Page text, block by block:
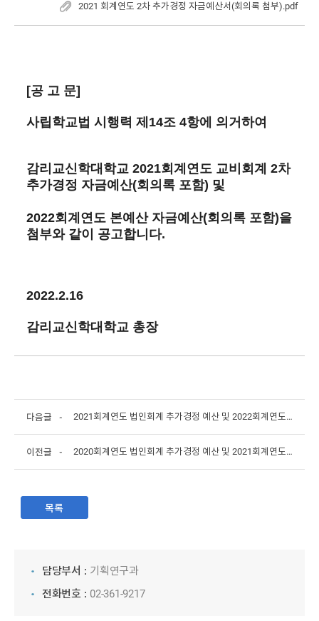
2021 회계연도 2차 추가경정 자금예산서(회의록 첨부).pdf
[공 고 문]
사립학교법 시행력 제14조 4항에 의거하여
감리교신학대학교 2021회계연도 교비회계 2차
추가경정 자금예산(회의록 포함) 및
2022회계연도 본예산 자금예산(회의록 포함)을
첨부와 같이 공고합니다.
2022.2.16
감리교신학대학교 총장
다음글 2021회계연도 법인회계 추가경정 예산 및 2022회계연도 법인회계 본예산 공고
이전글 2020회계연도 법인회계 추가경정 예산 및 2021회계연도 법인회계 자금예산 공고
목록
담당부서 : 기획연구과
전화번호 : 02-361-9217